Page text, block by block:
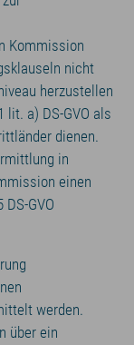
Kommission
nicht
herzustellen
lit. a) DS-GVO als
dienen.
in
einen
GVO
werden.
über ein